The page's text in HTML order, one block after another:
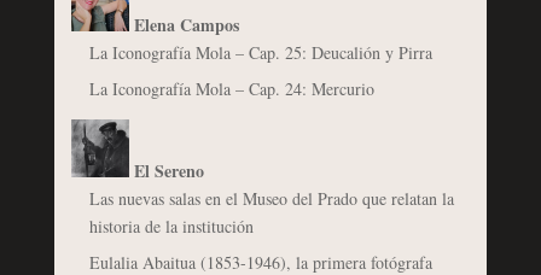
Elena Campos
La Iconografía Mola – Cap. 25: Deucalión y Pirra
La Iconografía Mola – Cap. 24: Mercurio
El Sereno
Las nuevas salas en el Museo del Prado que relatan la
historia de la institución
Eulalia Abaitua (1853-1946), la primera fotógrafa